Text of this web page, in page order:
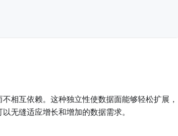
相互依赖。这种独立性使数据面能够轻松扩展，
无缝适应增长和增加的数据需求。